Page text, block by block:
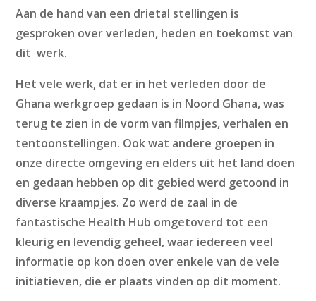
Aan de hand van een drietal stellingen is
gesproken over verleden, heden en toekomst van
dit werk.
Het vele werk, dat er in het verleden door de
Ghana werkgroep gedaan is in Noord Ghana, was
terug te zien in de vorm van filmpjes, verhalen en
tentoonstellingen. Ook wat andere groepen in
onze directe omgeving en elders uit het land doen
en gedaan hebben op dit gebied werd getoond in
diverse kraampjes. Zo werd de zaal in de
fantastische Health Hub omgetoverd tot een
kleurig en levendig geheel, waar iedereen veel
informatie op kon doen over enkele van de vele
initiatieven, die er plaats vinden op dit moment.